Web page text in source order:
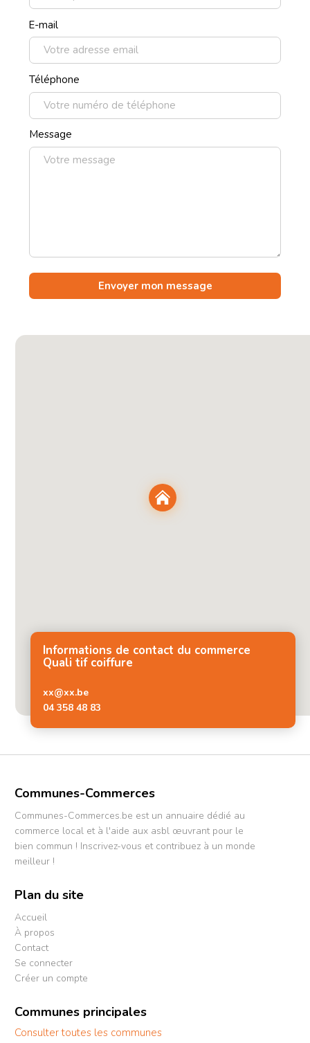
E-mail
Téléphone
Message
Informations de contact du commerce
Quali tif coiffure
xx@xx.be
04 358 48 83
Communes-Commerces
Communes-Commerces.be est un annuaire dédié au
commerce local et à l'aide aux asbl œuvrant pour le
bien commun ! Inscrivez-vous et contribuez à un monde
meilleur !
Plan du site
Accueil
À propos
Contact
Se connecter
Créer un compte
Communes principales
Consulter toutes les communes